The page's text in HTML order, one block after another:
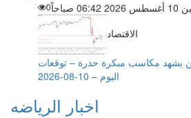
صباحاً
0
الاقتصاد
يشهد مكاسب مبكرة حذرة – توقعات
اليوم – 10-08-2026
اخبار الرياضه